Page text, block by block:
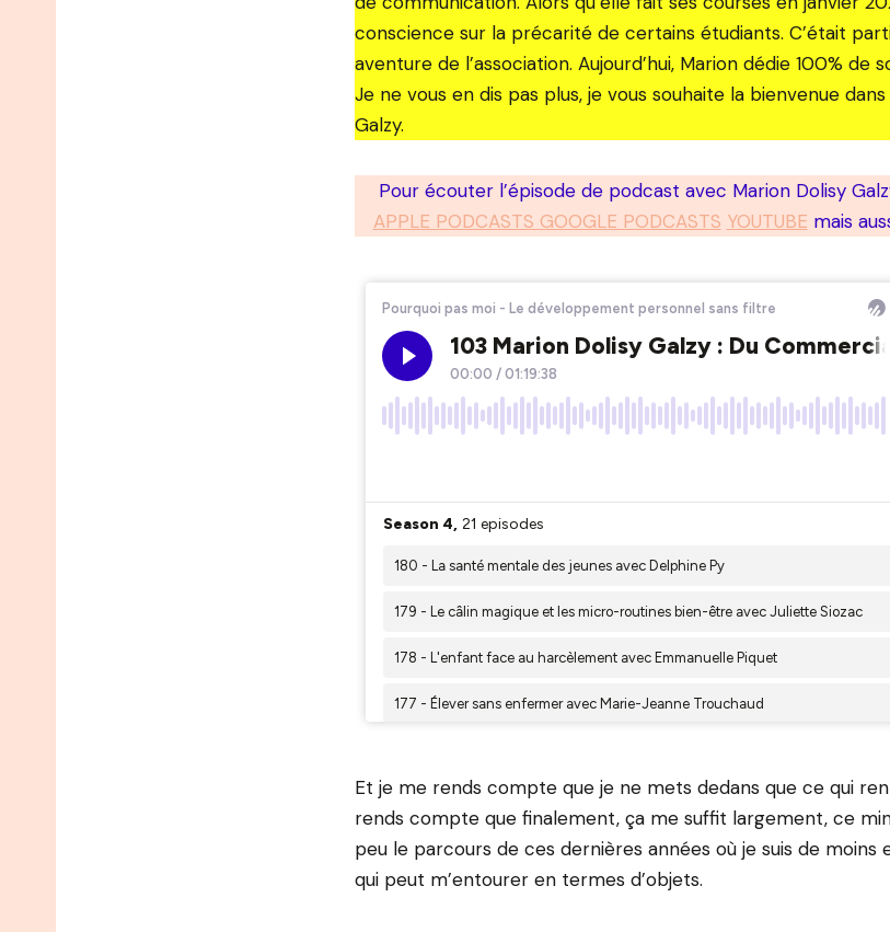
conscience sur la précarité de certains étudiants. C’était
aventure de l’association. Aujourd’hui, Marion dédie 100% de
Je ne vous en dis pas plus, je vous souhaite la bienvenue
Galzy.
Pour écouter l’épisode de podcast avec Marion Dolisy
APPLE PODCASTS GOOGLE PODCASTS YOUTUBE mais
Et je me rends compte que je ne mets dedans que ce qui
rends compte que finalement, ça me suffit largement, ce
peu le parcours de ces dernières années où je suis de
qui peut m’entourer en termes d’objets.